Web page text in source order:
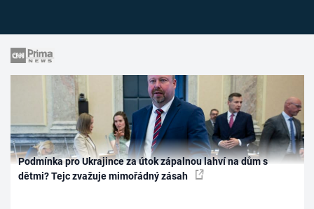
Podmínka pro Ukrajince za útok zápalnou lahví na dům s
dětmi? Tejc zvažuje mimořádný zásah